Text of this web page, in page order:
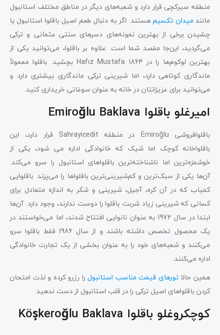
منطقه سیرکچی قرار دارد و شعبه‌های دیگر در مناطق مختلف استانبول
مانند میدان تکسیمهستند. اگر به دنبال طعم اصیل باقلوا استانبول یا
چشیدن برخی از بهترین نمونه‌های دسرهای سنتی عثمانی و ترکی
می‌گردید، این‌جا مقصد شما است. علاوه بر باقلوا، می‌توانید یکی از
بهترین لوکوم‌ها را در Hafız Mustafa 1864 بچشید. باقلوا معمولاً
ماندگاری کوتاهی دارد، اما شیرینی ترکی ماندگاری بیشتری دارد و
می‌توانید برای عزیزانتان در خانه به عنوان سوغاتی خریداری کنید.
امیرغلو باقلوا Emiroğlu Baklava
باقلوافروشی Emiroğlu در منطقه Sahrayicedit قرار دارد، این
باقلواخانه کوچک اما شیک که خانوادگی اداره می شود، یکی از
خوشمزه‌ترین اما ناشناخته‌ترین باقلواهای استانبول را سرو می‌کند.
آن‌ها یکی از سبک‌ترین و کم‌شیرینی‌ترین باقلواها را می‌پزند. باقلوایی
کمیاب که در آن کره، آجیل، شیرینی و شکر به اندازه متعادل برای
کسانی که شیرینی زیاد شربت باقلوا را دوست ندارند، وجود دارد. آن‌ها
ابتدا در سال 1972 به عنوان نانوایی افتتاح شدند، اما می‌خواستند در
یک محصول تخصص داشته باشند و از سال 1986 فقط باقلوا سرو
می‌کنند و شعبه‌های خود را به عنوان بخشی از یک تجارت خانوادگی
اداره می‌کنند.
همین حالا تورهای قیمت مناسب استانبولرا رزرو کرده و لذت امتحان
کردن باقلواهای اصیل ترکی را در قلب استانبول از دست ندهید.
کوچکروغلو باقلوا Köşkeroğlu Baklava